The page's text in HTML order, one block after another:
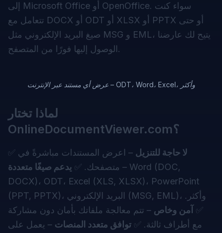
إلى Microsoft Office أو OpenOffice. سواء كنت
تتعامل مع DOCX أو ODT أو XLSX أو PPTX أو حتى
صيغ البريد الإلكتروني مثل MSG و EML، يتيح لك عارضنا
الوصول إليها فورًا من المتصفح.
عرض أي مستند عبر الإنترنت – ODT، Word، Excel، وأكثر
لماذا تختار
OnlineDocumentViewer.com؟
✅ لا حاجة للتنزيل – اعرض المستندات مباشرةً في
متصفحك. ✅ يدعم صيغًا متعددة
– Word (DOC,
DOCX)، ODT، Excel (XLS, XLSX)، PowerPoint
(PPT, PPTX)، البريد الإلكتروني (MSG, EML)، وأكثر.
✅ آمن وخاص – تتم معالجة ملفاتك بأمان دون مشاركة
مع أطراف ثالثة. ✅ توافق متعدد المنصات – يعمل على